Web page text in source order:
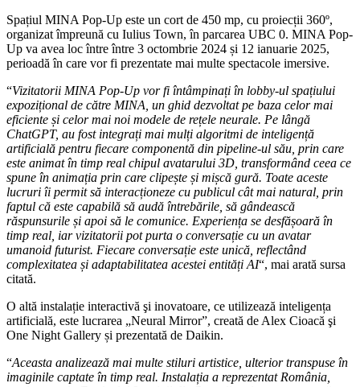
Spațiul MINA Pop-Up este un cort de 450 mp, cu proiecții 360º,
organizat împreună cu Iulius Town, în parcarea UBC 0. MINA Pop-
Up va avea loc între între 3 octombrie 2024 și 12 ianuarie 2025,
perioadă în care vor fi prezentate mai multe spectacole imersive.
“Vizitatorii MINA Pop-Up vor fi întâmpinați în lobby-ul spațiului
expozițional de către MINA, un ghid dezvoltat pe baza celor mai
eficiente și celor mai noi modele de rețele neurale. Pe lângă
ChatGPT, au fost integrați mai mulți algoritmi de inteligență
artificială pentru fiecare componentă din pipeline-ul său, prin care
este animat în timp real chipul avatarului 3D, transformând ceea ce
spune în animația prin care clipește și mișcă gură. Toate aceste
lucruri îi permit să interacționeze cu publicul cât mai natural, prin
faptul că este capabilă să audă întrebările, să gândească
răspunsurile și apoi să le comunice. Experiența se desfășoară în
timp real, iar vizitatorii pot purta o conversație cu un avatar
umanoid futurist. Fiecare conversație este unică, reflectând
complexitatea și adaptabilitatea acestei entități AI“, mai arată sursa
citată.
O altă instalație interactivă şi inovatoare, ce utilizează inteligența
artificială, este lucrarea „Neural Mirror”, creată de Alex Cioacă şi
One Night Gallery și prezentată de Daikin.
“Aceasta analizează mai multe stiluri artistice, ulterior transpuse în
imaginile captate în timp real. Instalația a reprezentat România,